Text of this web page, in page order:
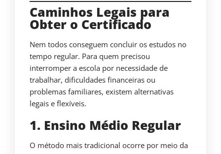
Caminhos Legais para
Obter o Certificado
Nem todos conseguem concluir os estudos no
tempo regular. Para quem precisou
interromper a escola por necessidade de
trabalhar, dificuldades financeiras ou
problemas familiares, existem alternativas
legais e flexíveis.
1. Ensino Médio Regular
O método mais tradicional ocorre por meio da